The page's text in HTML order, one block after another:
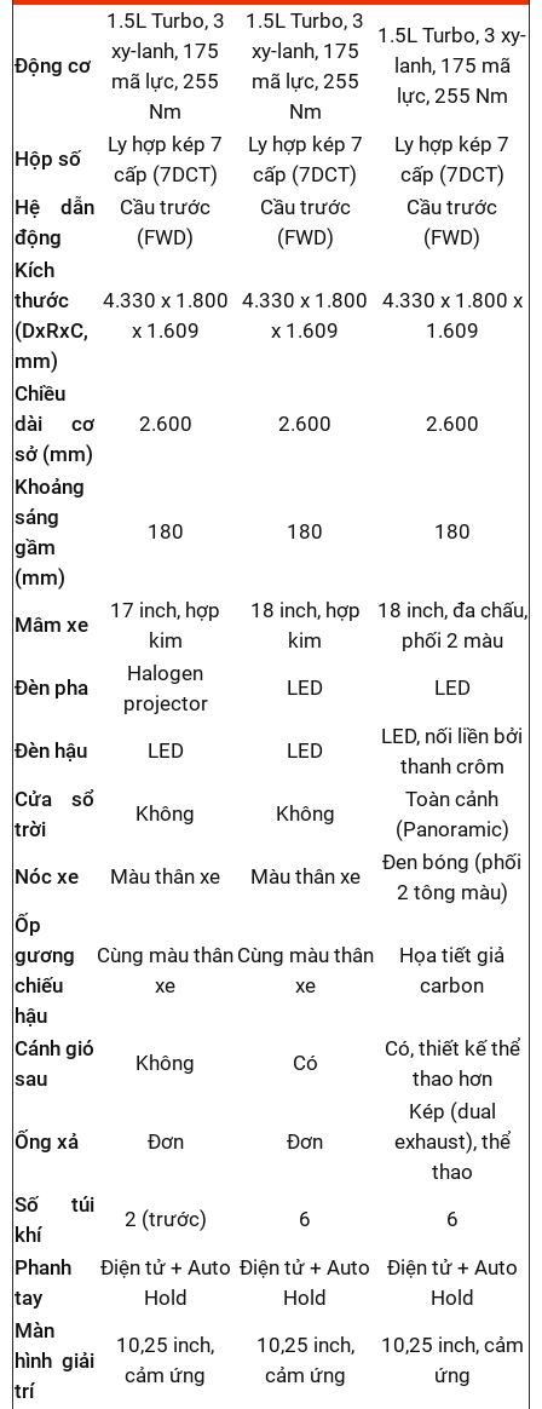
Động cơ
1.5L Turbo, 3
xy-lanh, 175
mã lực, 255
Nm
1.5L Turbo, 3
xy-lanh, 175
mã lực, 255
Nm
1.5L Turbo, 3 xy-
lanh, 175 mã
lực, 255 Nm
Hộp số
Ly hợp kép 7
cấp (7DCT)
Ly hợp kép 7
cấp (7DCT)
Ly hợp kép 7
cấp (7DCT)
Hệ dẫn
động
Cầu trước
(FWD)
Cầu trước
(FWD)
Cầu trước
(FWD)
Kích
thước
(DxRxC,
mm)
4.330 x 1.800
x 1.609
4.330 x 1.800
x 1.609
4.330 x 1.800 x
1.609
Chiều
dài cơ
sở (mm)
2.600 2.600 2.600
Khoảng
sáng
gầm
(mm)
180 180 180
Mâm xe
17 inch, hợp
kim
18 inch, hợp
kim
18 inch, đa chấu,
phối 2 màu
Đèn pha
Halogen
projector
LED LED
Đèn hậu LED LED
LED, nối liền bởi
thanh crôm
Cửa sổ
trời
Không Không
Toàn cảnh
(Panoramic)
Nóc xe
Màu thân xe Màu thân xe
Đen bóng (phối
2 tông màu)
Ốp
gương
chiếu
hậu
Cùng màu thân
xe
Cùng màu thân
xe
Họa tiết giả
carbon
Cánh gió
sau
Không Có
Có, thiết kế thể
thao hơn
Ống xả Đơn Đơn
Kép (dual
exhaust), thể
thao
Số túi
khí
2 (trước) 6
6
Phanh
tay
Điện tử + Auto
Hold
Điện tử + Auto
Hold
Điện tử + Auto
Hold
Màn
hình giải
trí
10,25 inch,
cảm ứng
10,25 inch,
cảm ứng
10,25 inch, cảm
ứng